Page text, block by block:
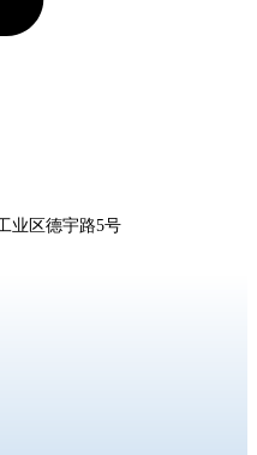
业区德宇路5号